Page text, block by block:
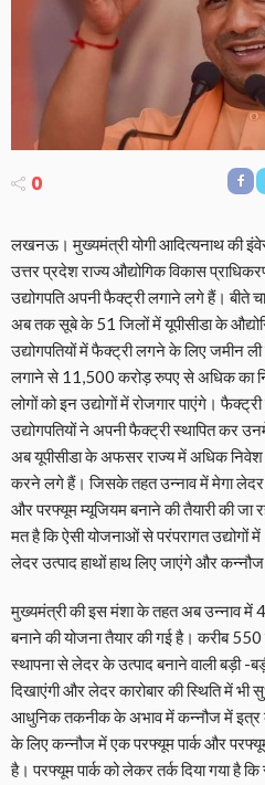
0
लखनऊ। मुख्यमंत्री योगी आदित्यनाथ की
उत्तर प्रदेश राज्य औद्योगिक विकास
उद्योगपति अपनी फैक्ट्री लगाने लगे हैं।
अब तक सूबे के 51 जिलों में यूपीसीडा के
उद्योगपतियों में फैक्ट्री लगने के लिए जमीन
लगाने से 11,500 करोड़ रुपए से अधिक का
लोगों को इन उद्योगों में रोजगार पाएंगे।
उद्योगपतियों ने अपनी फैक्ट्री स्थापित कर
अब यूपीसीडा के अफसर राज्य में अधिक निवेश
करने लगे हैं। जिसके तहत उन्नाव में मेगा लेदर
और परफ्यूम म्यूजियम बनाने की तैयारी की जा
मत है कि ऐसी योजनाओं से परंपरागत उद्योगों
लेदर उत्पाद हाथों हाथ लिए जाएंगे और
मुख्यमंत्री की इस मंशा के तहत अब उन्नाव में
बनाने की योजना तैयार की गई है। करीब
स्थापना से लेदर के उत्पाद बनाने वाली बड़ी -
दिखाएंगी और लेदर कारोबार की स्थिति में
आधुनिक तकनीक के अभाव में कन्नौज में इत्र
के लिए कन्नौज में एक परफ्यूम पार्क और
है। परफ्यूम पार्क को लेकर तर्क दिया गया है